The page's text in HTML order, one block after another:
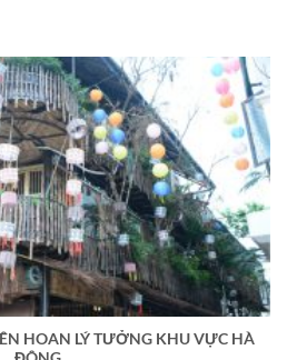
HOAN LÝ TƯỞNG KHU VỰC HÀ